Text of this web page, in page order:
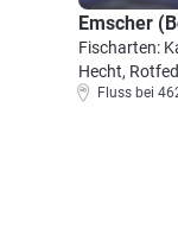
Emscher
Fischarten:
Hecht,
Fluss bei